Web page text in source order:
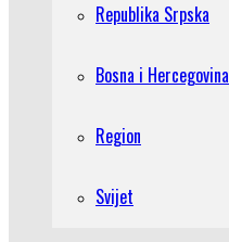
Republika Srpska
Bosna i Hercegovina
Region
Svijet